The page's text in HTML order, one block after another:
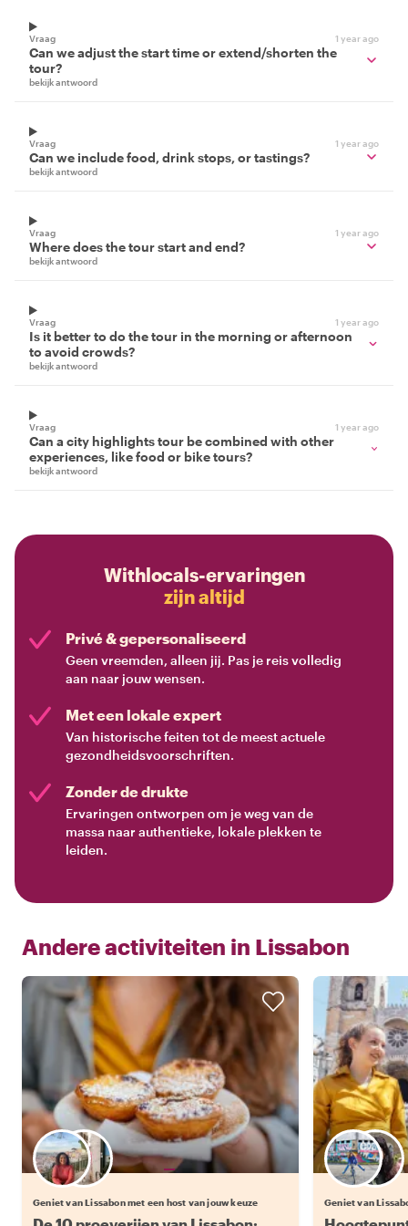
Vraag 1 year ago
Can we adjust the start time or extend/shorten the
tour?
bekijk antwoord
Vraag 1 year ago
Can we include food, drink stops, or tastings?
bekijk antwoord
Vraag 1 year ago
Where does the tour start and end?
bekijk antwoord
Vraag 1 year ago
Is it better to do the tour in the morning or afternoon
to avoid crowds?
bekijk antwoord
Vraag 1 year ago
Can a city highlights tour be combined with other
experiences, like food or bike tours?
bekijk antwoord
Withlocals-ervaringen
zijn altijd
Privé & gepersonaliseerd
Geen vreemden, alleen jij. Pas je reis volledig
aan naar jouw wensen.
Met een lokale expert
Van historische feiten tot de meest actuele
gezondheidsvoorschriften.
Zonder de drukte
Ervaringen ontworpen om je weg van de
massa naar authentieke, lokale plekken te
leiden.
Andere activiteiten in Lissabon
Kies jouw favoriete local
Geniet van Lissabon met een host van jouw keuze Geniet van